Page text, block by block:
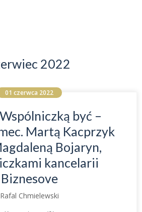
2022
01 czerwca 2022
być –
Martą Kacprzyk
Bojaryn,
kancelarii
Biznesove
Rafal Chmielewski